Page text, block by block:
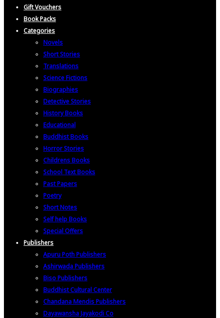
Gift Vouchers
Book Packs
Categories
Novels
Short Stories
Translations
Science Fictions
Biographies
Detective Stories
History Books
Educational
Buddhist Books
Horror Stories
Childrens Books
School Text Books
Past Papers
Poetry
Short Notes
Self help Books
Special Offers
Publishers
Apuru Poth Publishers
Ashirwada Publishers
Biso Publishers
Buddhist Cultural Center
Chandana Mendis Publishers
Dayawansha Jayakodi Co